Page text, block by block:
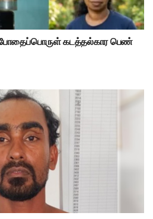
கடத்தல்கார பெண்